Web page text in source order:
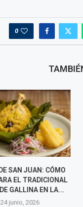
0
JUAN: CÓMO
TRADICIONAL
EN LA...
2026
EL
CON